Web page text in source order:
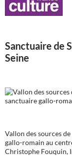
Sanctuaire de
Seine
Vallon des sources
gallo-romain au
Christophe Fouquin,